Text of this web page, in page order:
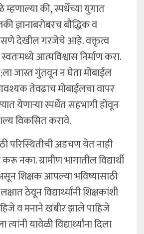
की, स्पर्धेच्या युगात
ज्ञानाबरोबरच बौद्धिक व
देखील गरजेचे आहे. वक्तृत्व
आत्मविश्वास निर्माण करा.
जास्त गुंतवून न घेता मोबाईल
तेवढाच मोबाईलचा वापर
येणाऱ्या स्पर्धेत सहभागी होवून
विकसित करावे.
परिस्थितीची अडचण येत नाही
नका. ग्रामीण भागातील विद्यार्थी
शिक्षक आपल्या भविष्यासाठी
ठेवून विद्यार्थ्यांनी शिक्षकांशी
व मनाने खंबीर झाले पाहिजे
यावेळी विद्यार्थ्यांना दिला